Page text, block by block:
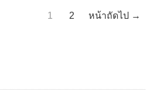
1 2 หน้าถัดไป →